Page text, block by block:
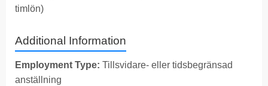
timlön)
Additional Information
Employment Type: Tillsvidare- eller tidsbegränsad
anställning